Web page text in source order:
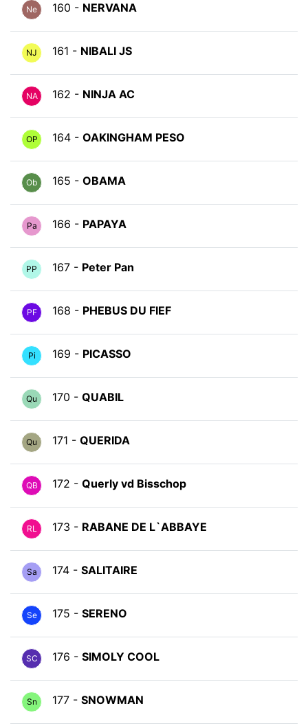
Ne 160 - NERVANA
NJ 161 - NIBALI JS
NA 162 - NINJA AC
OP 164 - OAKINGHAM PESO
Ob 165 - OBAMA
Pa 166 - PAPAYA
PP 167 - Peter Pan
PF 168 - PHEBUS DU FIEF
Pi 169 - PICASSO
Qu 170 - QUABIL
Qu 171 - QUERIDA
QB 172 - Querly vd Bisschop
RL 173 - RABANE DE L`ABBAYE
Sa 174 - SALITAIRE
Se 175 - SERENO
SC 176 - SIMOLY COOL
Sn 177 - SNOWMAN